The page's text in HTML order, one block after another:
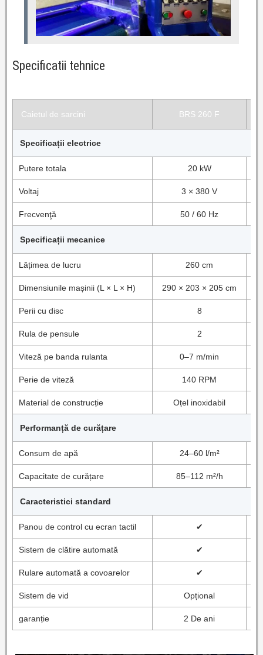
Specificatii tehnice
Caietul de sarcini BRS 260 F
Specificații electrice
Putere totala 20 kW
Voltaj 3 × 380 V
Frecvenţă 50 / 60 Hz
Specificații mecanice
Lățimea de lucru 260 cm
Dimensiunile mașinii (L × L × H) 290 × 203 × 205 cm
Perii cu disc 8
Rula de pensule 2
Viteză pe banda rulanta 0–7 m/min
Perie de viteză 140 RPM
Material de construcție Oțel inoxidabil
Performanță de curățare
Consum de apă 24–60 l/m²
Capacitate de curățare 85–112 m²/h
Caracteristici standard
Panou de control cu ​​ecran tactil ✔
Sistem de clătire automată ✔
Rulare automată a covoarelor ✔
Sistem de vid Opțional
garanție 2 De ani